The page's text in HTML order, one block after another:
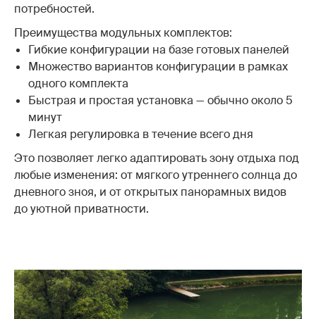
потребностей.
Преимущества модульных комплектов:
Гибкие конфигурации на базе готовых панелей
Множество вариантов конфигурации в рамках
одного комплекта
Быстрая и простая установка — обычно около 5
минут
Легкая регулировка в течение всего дня
Это позволяет легко адаптировать зону отдыха под
любые изменения: от мягкого утреннего солнца до
дневного зноя, и от открытых панорамных видов
до уютной приватности.